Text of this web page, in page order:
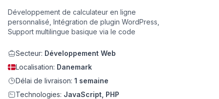
Développement de calculateur en ligne
personnalisé, Intégration de plugin WordPress,
Support multilingue basique via le code
Secteur: Développement Web
Localisation: Danemark
Délai de livraison: 1 semaine
Technologies: JavaScript, PHP